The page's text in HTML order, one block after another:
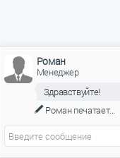
Роман
Менеджер
Здравствуйте!
Романпечатает...